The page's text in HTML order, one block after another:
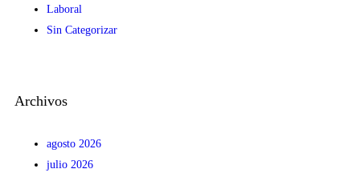
Laboral
Sin Categorizar
Archivos
agosto 2026
julio 2026